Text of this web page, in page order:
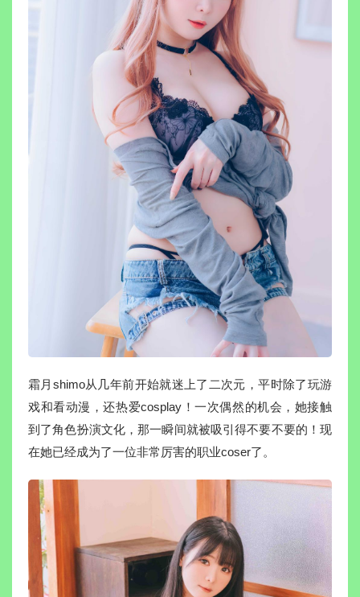
霜月shimo从几年前开始就迷上了二次元，平时除了玩游
戏和看动漫，还热爱cosplay！一次偶然的机会，她接触
到了角色扮演文化，那一瞬间就被吸引得不要不要的！现
在她已经成为了一位非常厉害的职业coser了。